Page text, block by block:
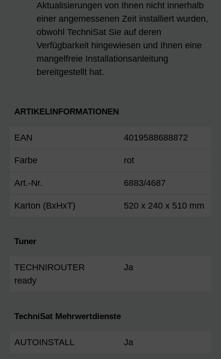
Aktualisierungen von Ihnen nicht innerhalb
einer angemessenen Zeit installiert wurden,
obwohl TechniSat Sie auf deren
Verfügbarkeit hingewiesen und Ihnen eine
mangelfreie Installationsanleitung
bereitgestellt hat.
ARTIKELINFORMATIONEN
EAN 4019588688872
Farbe rot
Art.-Nr. 6883/4687
Karton (BxHxT) 520 x 240 x 510 mm
Tuner
TECHNIROUTER
ready
Ja
TechniSat Mehrwertdienste
AUTOINSTALL Ja